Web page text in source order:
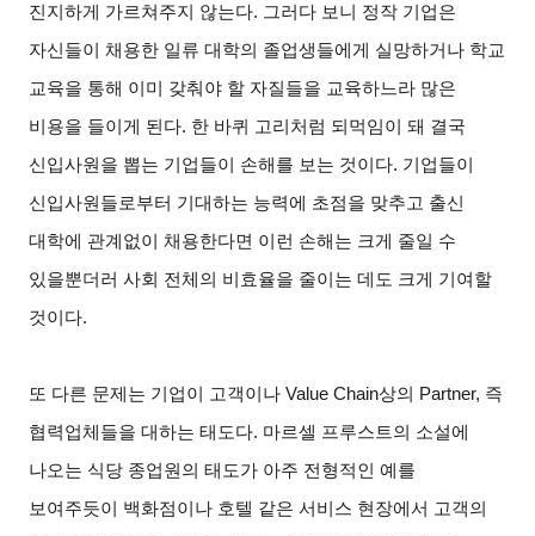
진지하게 가르쳐주지 않는다. 그러다 보니 정작 기업은
자신들이 채용한 일류 대학의 졸업생들에게 실망하거나 학교
교육을 통해 이미 갖춰야 할 자질들을 교육하느라 많은
비용을 들이게 된다. 한 바퀴 고리처럼 되먹임이 돼 결국
신입사원을 뽑는 기업들이 손해를 보는 것이다. 기업들이
신입사원들로부터 기대하는 능력에 초점을 맞추고 출신
대학에 관계없이 채용한다면 이런 손해는 크게 줄일 수
있을뿐더러 사회 전체의 비효율을 줄이는 데도 크게 기여할
것이다.
또 다른 문제는 기업이 고객이나 Value Chain상의 Partner, 즉
협력업체들을 대하는 태도다. 마르셀 프루스트의 소설에
나오는 식당 종업원의 태도가 아주 전형적인 예를
보여주듯이 백화점이나 호텔 같은 서비스 현장에서 고객의